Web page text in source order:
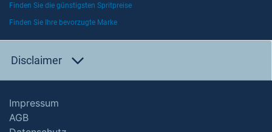
Finden Sie die günstigsten Spritpreise
Finden Sie Ihre bevorzugte Marke
Disclaimer
Impressum
AGB